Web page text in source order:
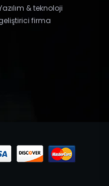
& teknoloji
firma